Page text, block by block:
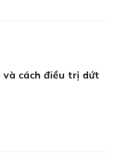
và cách điều trị dứt